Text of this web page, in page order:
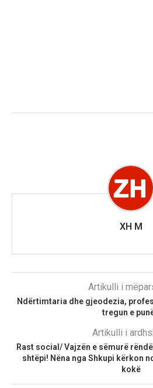
XH M
Artikulli i
Ndërtimtaria dhe gjeodezia,
tregun e
Artikulli i
Rast social/ Vajzën e sëmurë
shtëpi! Nëna nga Shkupi kërkon
kokë